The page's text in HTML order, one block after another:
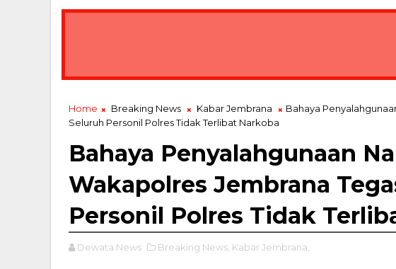
Home Breaking News Kabar Jembrana
Bahaya
Seluruh Personil Polres Tidak Terlibat Narkoba
Bahaya Penyalahgunaan
Wakapolres Jembrana
Personil Polres Tidak
Dewata News Breaking News, Kabar Jembrana,